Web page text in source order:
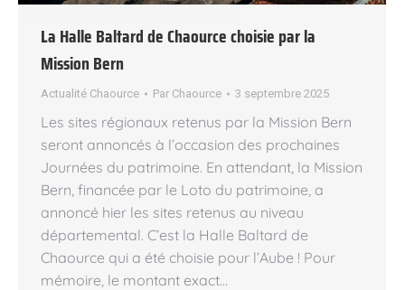
La Halle Baltard de Chaource choisie par la
Mission Bern
Actualité Chaource Par Chaource 3 septembre 2025
Les sites régionaux retenus par la Mission Bern
seront annoncés à l’occasion des prochaines
Journées du patrimoine. En attendant, la Mission
Bern, financée par le Loto du patrimoine, a
annoncé hier les sites retenus au niveau
départemental. C’est la Halle Baltard de
Chaource qui a été choisie pour l’Aube ! Pour
mémoire, le montant exact…